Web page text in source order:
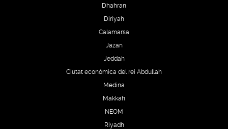
Dhahran
Diriyah
Calamarsa
Jazan
Jeddah
Ciutat econòmica del rei Abdullah
Medina
Makkah
NEOM
Riyadh